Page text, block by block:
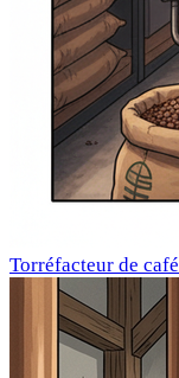
Torréfacteur de café